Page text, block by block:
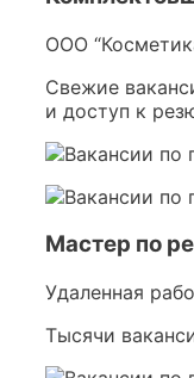
ООО
Свежие
и доступ к
Мастер по
Удаленная
Тысячи